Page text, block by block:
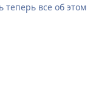
все об этом